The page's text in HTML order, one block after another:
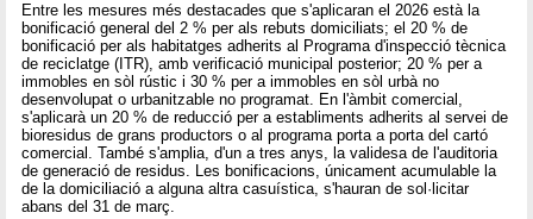
Entre les mesures més destacades que s'aplicaran el 2026 està la
bonificació general del 2 % per als rebuts domiciliats; el 20 % de
bonificació per als habitatges adherits al Programa d'inspecció tècnica
de reciclatge (ITR), amb verificació municipal posterior; 20 % per a
immobles en sòl rústic i 30 % per a immobles en sòl urbà no
desenvolupat o urbanitzable no programat. En l'àmbit comercial,
s'aplicarà un 20 % de reducció per a establiments adherits al servei de
bioresidus de grans productors o al programa porta a porta del cartó
comercial. També s'amplia, d'un a tres anys, la validesa de l'auditoria
de generació de residus. Les bonificacions, únicament acumulable la
de la domiciliació a alguna altra casuística, s'hauran de sol·licitar
abans del 31 de març.